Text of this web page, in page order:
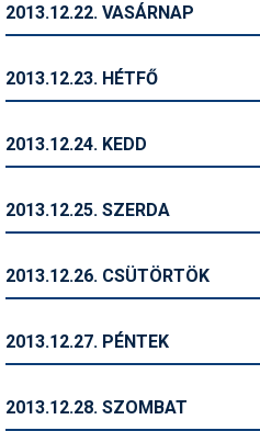
Telemark
Történelem
Utazási tippek
2013.12.22. VASÁRNAP
2013.12.23. HÉTFŐ
2013.12.24. KEDD
2013.12.25. SZERDA
2013.12.26. CSÜTÖRTÖK
2013.12.27. PÉNTEK
2013.12.28. SZOMBAT